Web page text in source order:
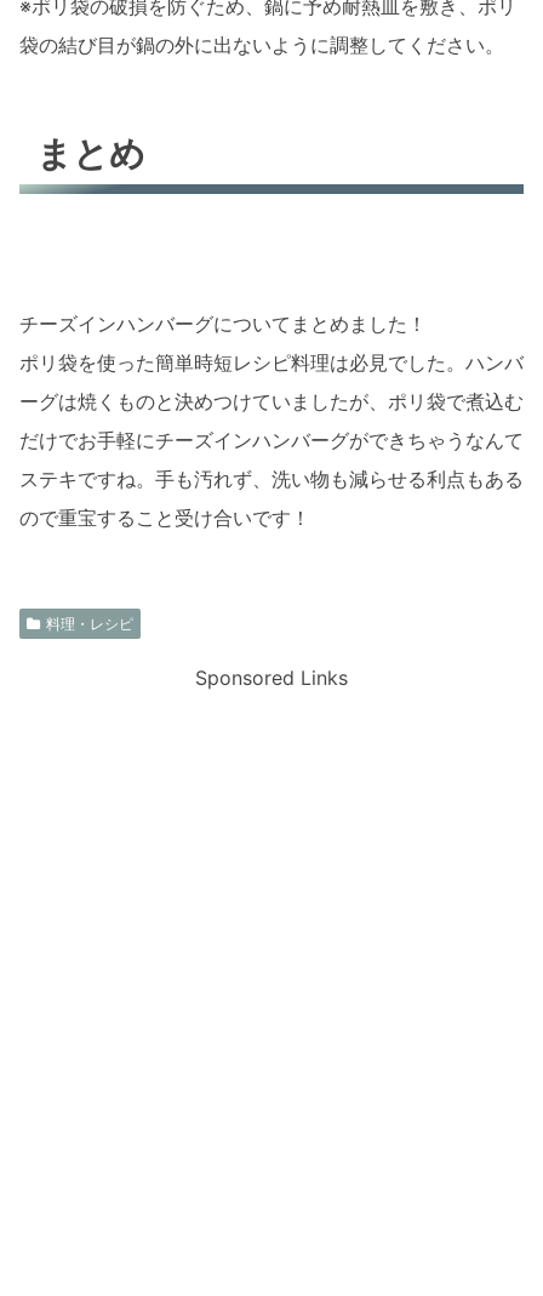
※ポリ袋の破損を防ぐため、鍋に予め耐熱皿を敷き、ポリ
袋の結び目が鍋の外に出ないように調整してください。
まとめ
チーズインハンバーグについてまとめました！
ポリ袋を使った簡単時短レシピ料理は必見でした。ハンバ
ーグは焼くものと決めつけていましたが、ポリ袋で煮込む
だけでお手軽にチーズインハンバーグができちゃうなんて
ステキですね。手も汚れず、洗い物も減らせる利点もある
ので重宝すること受け合いです！
料理・レシピ
Sponsored Links